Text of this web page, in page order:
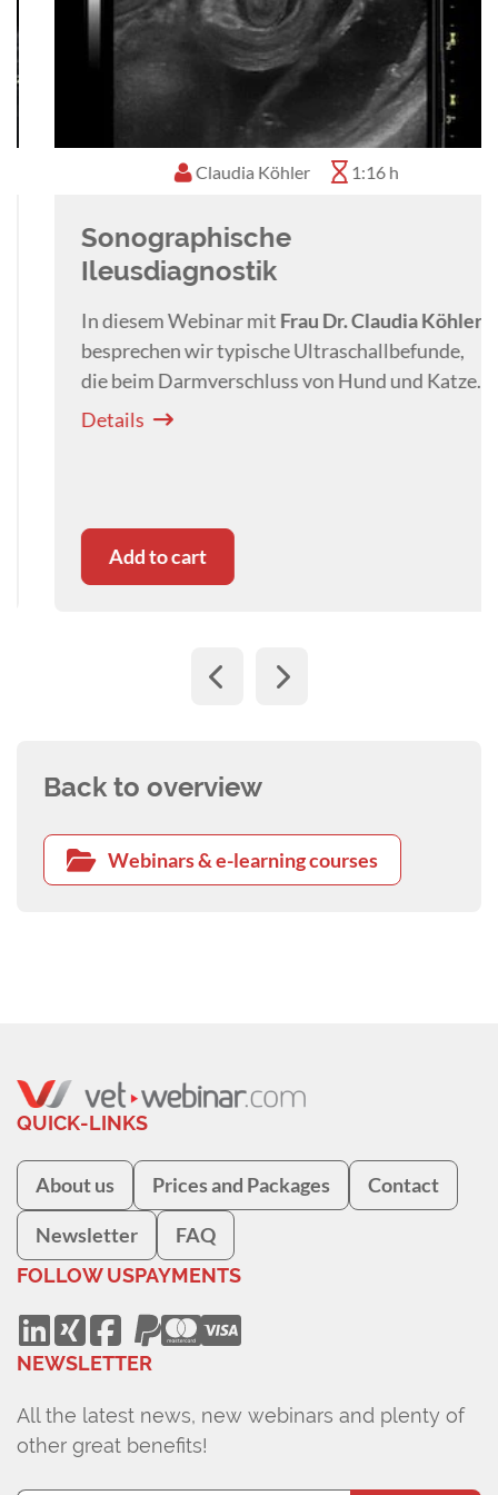
Claudia Köhler 1:16 h
Sonographische
Ileusdiagnostik
In diesem Webinar mitFrau Dr. Claudia Köhler
besprechen wir typische Ultraschallbefunde,
die beim Darmverschluss von Hund und Katze
beobachtet werden können.
Details
Add to cart
Back to overview
Webinars & e-learning courses
QUICK-LINKS
About us Prices and Packages Contact
Newsletter FAQ
FOLLOW USPAYMENTS
NEWSLETTER
All the latest news, new webinars and plenty of
other great benefits!